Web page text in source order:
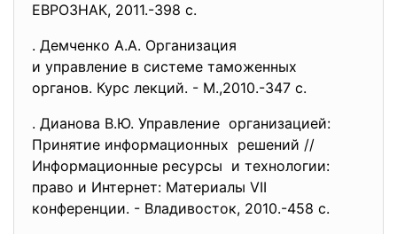
ЕВРОЗНАК, 2011.-398 с.
. Демченко А.А. Организация
и управление в системе таможенных
органов. Курс лекций. - М.,2010.-347 с.
. Дианова В.Ю. Управление организацией:
Принятие информационных решений //
Информационные ресурсы и технологии:
право и Интернет: Материалы VII
конференции. - Владивосток, 2010.-458 с.